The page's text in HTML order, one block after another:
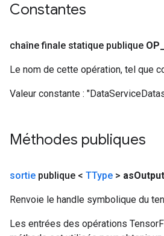
Constantes
chaîne finale statique publique OP
Le nom de cette opération, tel que
Valeur constante :
Méthodes publiques
sortie publique < TType > asOutput
Renvoie le handle symbolique du
Les entrées des opérations